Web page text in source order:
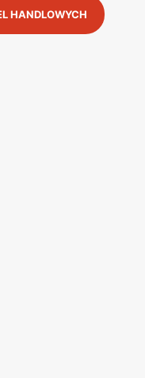
HANDLOWYCH